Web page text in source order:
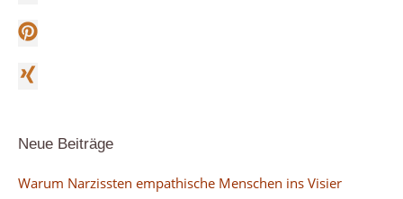
Neue Beiträge
Warum Narzissten empathische Menschen ins Visier